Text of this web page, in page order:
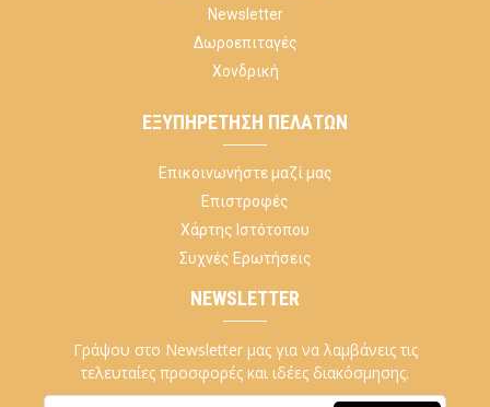
Newsletter
Δωροεπιταγές
Χονδρική
ΕΞΥΠΗΡΈΤΗΣΗ ΠΕΛΑΤΏΝ
Επικοινωνήστε μαζί μας
Επιστροφές
Χάρτης Ιστότοπου
Συχνές Ερωτήσεις
NEWSLETTER
Γράψου στο Newsletter μας για να λαμβάνεις τις
τελευταίες προσφορές και ιδέες διακόσμησης.